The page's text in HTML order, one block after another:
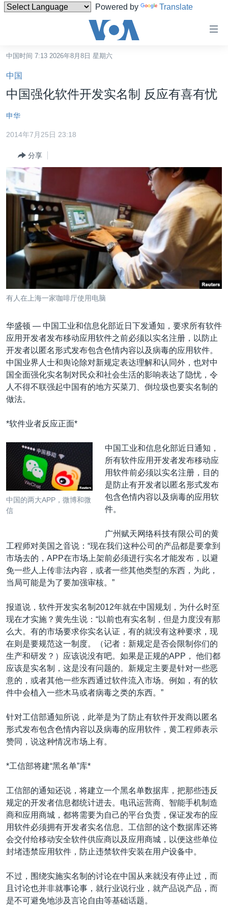
Powered by Translate
碍
链
接
转
内
到
检
台湾
港澳
国际
最新国际新闻
印太
中东
欧洲
非洲
美洲
全球议题
分类新闻
经济·金融·贸易
人权·法律·宗教
科教·文娱·体健
军事
劳工
环境
美中关系
热点专题
白宫要闻
国会报道
美中关系
美国建国250周年
美国之音专访
重要讲话与声明
台海两岸关系
南中国海争端
关注西藏
VOA视频
VOA今日焦点
中文广播
关注我们
其他语言网站
中国时间 7:13 2026年8月8日 星期六
中国
中国强化软件开发实名制 反应有喜有忧
申华
2014年7月25日 23:18
分享
有人在上海一家咖啡厅使用电脑
华盛顿 — 中国工业和信息化部近日下发通知，要求所有软件
应用开发者发布移动应用软件之前必须以实名注册，以防止
开发者以匿名形式发布包含色情内容以及病毒的应用软件。
中国业界人士和舆论除对新规定表达理解和认同外，也对中
国全面强化实名制对民众和社会生活的影响表达了隐忧，令
人不得不联强起中国有的地方买菜刀、倒垃圾也要实名制的
做法。
*软件业者反应正面*
中国的两大APP，微博和微
信
中国工业和信息化部近日通知，
所有软件应用开发者发布移动应
用软件前必须以实名注册，目的
是防止有开发者以匿名形式发布
包含色情内容以及病毒的应用软
件。
广州赋天网络科技有限公司的黄
工程师对美国之音说：“现在我们这种公司的产品都是要拿到
市场去的，APP在市场上架前必须进行实名才能发布，以避
免一些人上传非法内容，或者一些其他类型的东西，为此，
当局可能是为了要加强审核。”
报道说，软件开发实名制2012年就在中国规划，为什么时至
现在才实施？黄先生说：“以前也有实名制，但是力度没有那
么大。有的市场要求你实名认证，有的就没有这种要求，现
在则是要规范这一制度。（记者：新规定是否会限制你们的
生产和研发？）应该说没有吧。如果是正规的APP， 他们都
应该是实名制，这是没有问题的。新规定主要是针对一些恶
意的，或者其他一些东西通过软件流入市场。例如，有的软
件中会植入一些木马或者病毒之类的东西。”
针对工信部通知所说，此举是为了防止有软件开发商以匿名
形式发布包含色情内容以及病毒的应用软件，黄工程师表示
赞同，说这种情况市场上有。
*工信部将建“黑名单”库*
工信部的通知还说，将建立一个黑名单数据库，把那些违反
规定的开发者信息都统计进去。电讯运营商、智能手机制造
商和应用商城，都将需要为自己的平台负责，保证发布的应
用软件必须拥有开发者实名信息。工信部的这个数据库还将
会交付给移动安全软件供应商以及应用商城，以便这些单位
封堵违禁应用软件，防止违禁软件安装在用户设备中。
不过，围绕实施实名制的讨论在中国从来就没有停止过，而
且讨论也并非就事论事，就行业说行业，就产品说产品，而
是不可避免地涉及言论自由等基础话题。